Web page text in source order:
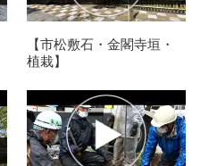
【市松敷石・金閣寺垣・
植栽】